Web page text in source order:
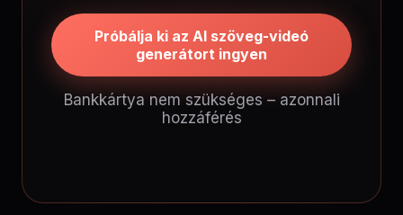
Próbálja ki az AI szöveg-videó
generátort ingyen
Bankkártya nem szükséges – azonnali
hozzáférés